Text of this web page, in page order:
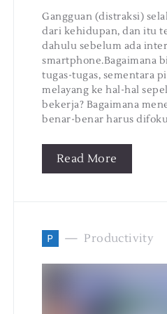
Gangguan (distraksi)
dari kehidupan, dan itu
dahulu sebelum ada
smartphone.Bagaimana
tugas-tugas, sementara
melayang ke hal-hal
bekerja? Bagaimana
benar-benar harus
Read More
P Productivity